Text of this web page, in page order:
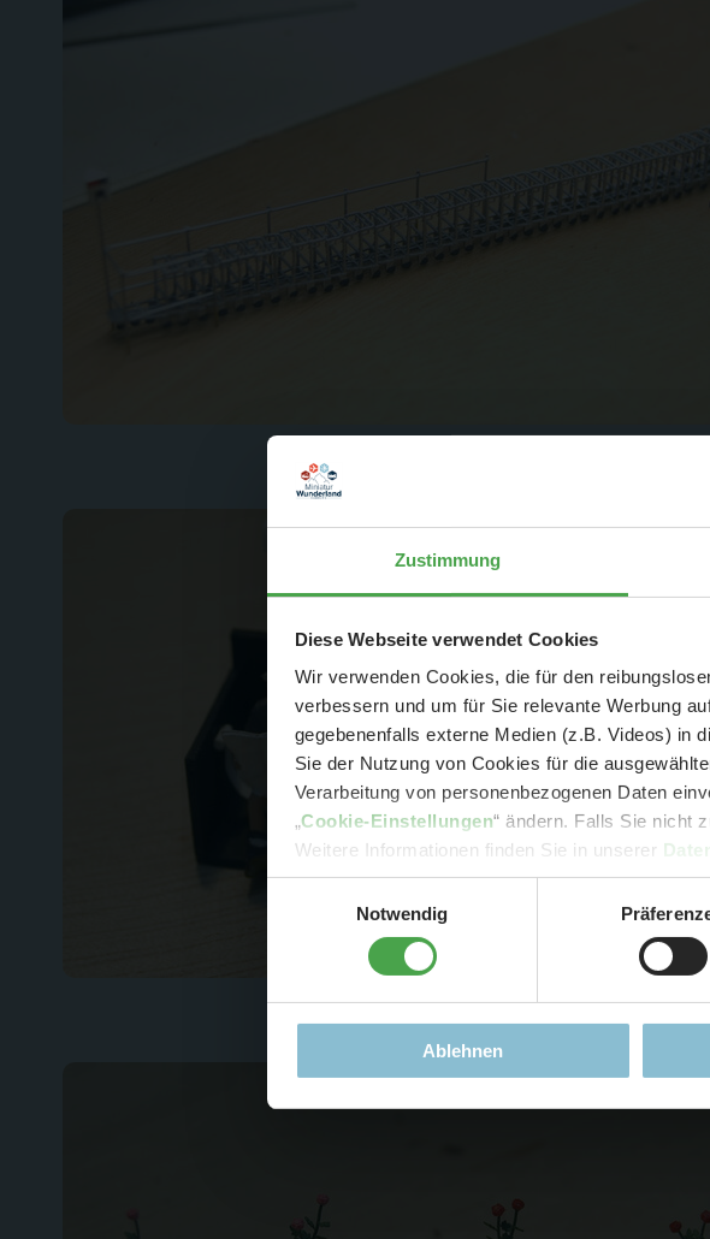
Zustimmung
Diese Webseite verwendet Cookies
Wir verwenden Cookies, die für den
verbessern und um für Sie relevante Werbung
gegebenenfalls externe Medien (z.B. Videos) in
Sie der Nutzung von Cookies für die
Verarbeitung von personenbezogenen Daten
„Cookie-Einstellungen“ ändern. Falls Sie nicht
Weitere Informationen finden Sie in unserer
Notwendig
Ablehnen
Der Spar-Hammer: 25 %
und
-
-
-
- Currywurst und
-Sonderpreis nur 34,90 €